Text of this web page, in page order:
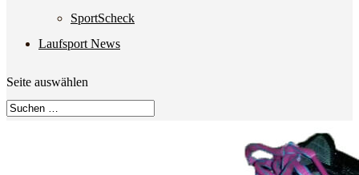
SportScheck
Laufsport News
Seite auswählen